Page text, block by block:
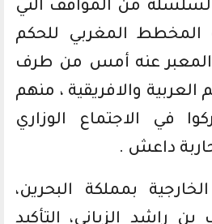
من المواقف التي
المخطط المغربي للحكم
المعبر عنه أمس من طرف
والافريقية ، منهم
في الاجتماع الوزاري
داعش .
بمملكة البحرين،
راشد الزياني، التأكيد